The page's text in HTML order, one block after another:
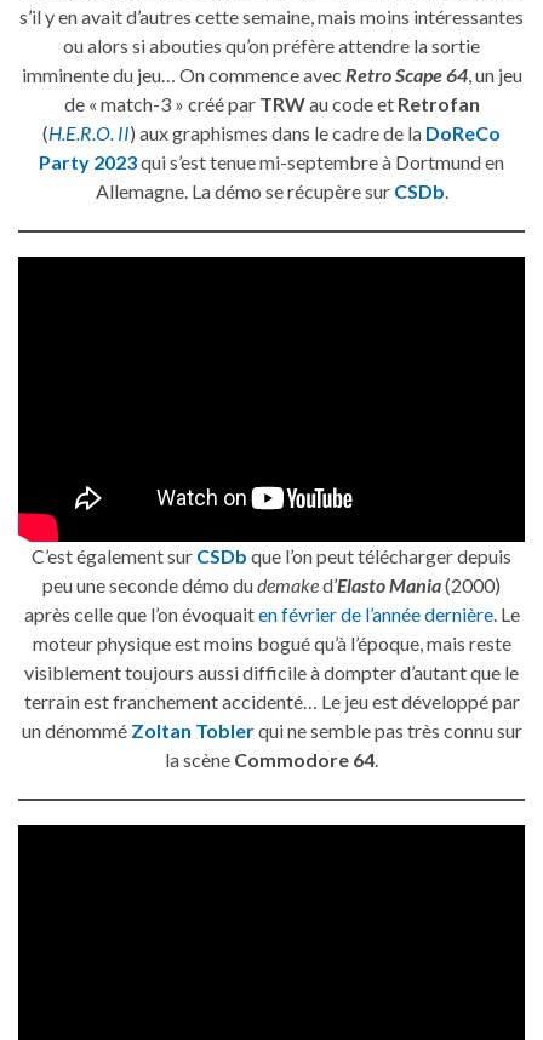
s’il y en avait d’autres cette semaine, mais moins intéressantes
ou alors si abouties qu’on préfère attendre la sortie
imminente du jeu… On commence avec Retro Scape 64, un jeu
de « match-3 » créé par TRWau code et Retrofan
(H.E.R.O. II) aux graphismes dans le cadre de la DoReCo
Party 2023qui s’est tenue mi-septembre à Dortmund en
Allemagne. La démo se récupère sur CSDb
C’est également sur CSDb que l’on peut télécharger depuis
peu une seconde démo dudemaked’Elasto Mania(2000)
après celle que l’on évoquaiten février de l’année dernière. Le
moteur physique est moins bogué qu’à l’époque, mais reste
visiblement toujours aussi difficile à dompter d’autant que le
terrain est franchement accidenté… Le jeu est développé par
un dénommé Zoltan Toblerqui ne semble pas très connu sur
la scène Commodore 64